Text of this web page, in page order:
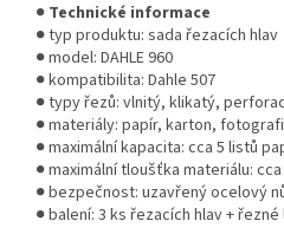
● Technické informace
● typ produktu: sada řezacích hlav
● model: DAHLE 960
● kompatibilita: Dahle 507
● typy řezů: vlnitý, klikatý,
● materiály: papír, karton,
● maximální kapacita: cca 5 listů
● maximální tloušťka materiálu: cca
● bezpečnost: uzavřený ocelový
● balení: 3 ks řezacích hlav +